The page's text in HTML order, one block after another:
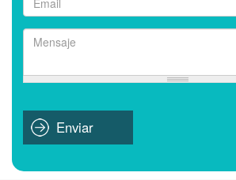
Email
*
Enviar